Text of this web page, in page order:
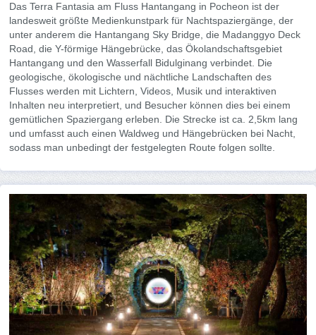
Das Terra Fantasia am Fluss Hantangang in Pocheon ist der
landesweit größte Medienkunstpark für Nachtspaziergänge, der
unter anderem die Hantangang Sky Bridge, die Madanggyo Deck
Road, die Y-förmige Hängebrücke, das Ökolandschaftsgebiet
Hantangang und den Wasserfall Bidulginang verbindet. Die
geologische, ökologische und nächtliche Landschaften des
Flusses werden mit Lichtern, Videos, Musik und interaktiven
Inhalten neu interpretiert, und Besucher können dies bei einem
gemütlichen Spaziergang erleben. Die Strecke ist ca. 2,5km lang
und umfasst auch einen Waldweg und Hängebrücken bei Nacht,
sodass man unbedingt der festgelegten Route folgen sollte.